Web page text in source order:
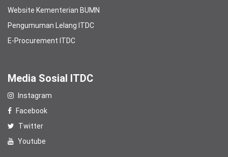
Website Kementerian BUMN
Pengumuman Lelang ITDC
E-Procurement ITDC
Media Sosial ITDC
Instagram
Facebook
Twitter
Youtube